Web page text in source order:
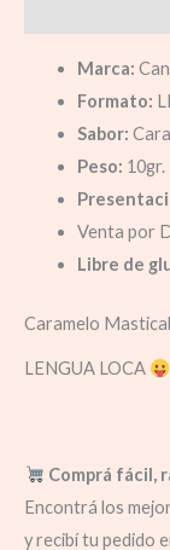
Marca:
Formato:
Sabor:
Peso: 10gr.
Venta por
Libre de
Caramelo
LENGUA LOCA
Comprá fácil,
Encontrá los
y recibí tu pedido